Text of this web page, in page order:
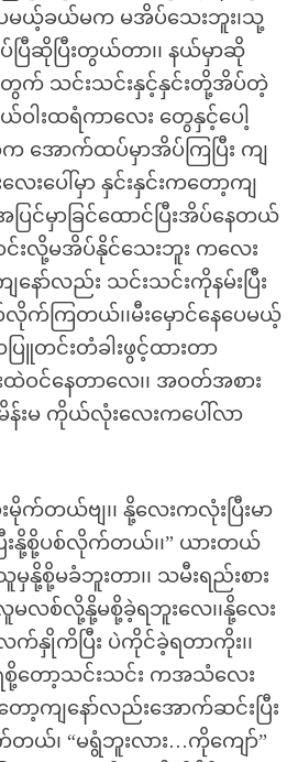
မယ့်ခယ်မက မအိပ်သေးဘူး၊သု့
ြီဆိုပြီးတွယ်တာ၊၊ နယ်မှာဆို
တွက် သင်းသင်းနှင့်နှင်းတို့အိပ်တဲ့
းထရံကာလေး တွေနှင့်ပေါ့
အောက်ထပ်မှာအိပ်ကြပြီး ကျ
းပေါ်မှာ နှင်းနှင်းကတော့ကျ
ြင်မှာခြင်ထောင်ပြီးအိပ်နေတယ်
င်းလို့မအိပ်နိုင်သေးဘူး ကလေး
ာ်လည်း သင်းသင်းကိုနမ်းပြီး
က်ကြတယ်၊၊မီးမှောင်နေပေမယ့်
ပြူတင်းတံခါးဖွင့်ထားတာ
ဝင်နေတာလေ၊၊ အဝတ်အစား
န်းမ ကိုယ်လုံးလေးကပေါ်လာ
က်တယ်ဗျ၊၊ နို့လေးကလုံးပြီးမာ
ြီးနို့စို့ပစ်လိုက်တယ်၊၊” ယားတယ်
စို့မခံဘူးတာ၊၊ သမီးရည်းစား
လစ်လို့နို့မစို့ခဲ့ရဘူးလေ၊၊နို့လေး
နှိုကိပြီး ပဲကိုင်ခဲ့ရတာကိုး၊၊
ရစို့တော့သင်းသင်း ကအသံလေး
ကျနော်လည်းအောက်ဆင်းပြီး
၊ “မရွံဘူးလား…ကိုကျော်”